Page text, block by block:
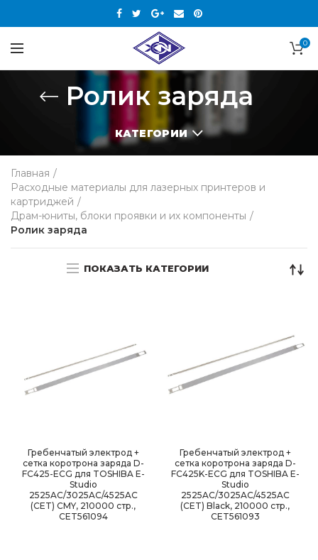
0
Ролик заряда
КАТЕГОРИИ
Главная
Расходные материалы для лазерных принтеров и
картриджей
Драм-юниты, блоки проявки и их компоненты
Ролик заряда
ПОКАЗАТЬ КАТЕГОРИИ
Гребенчатый электрод +
сетка коротрона заряда D-
FC425-ECG для TOSHIBA E-
Studio
2525AC/3025AC/4525AC
(CET) CMY, 210000 стр.,
CET561094
Гребенчатый электрод +
сетка коротрона заряда D-
FC425K-ECG для TOSHIBA E-
Studio
2525AC/3025AC/4525AC
(CET) Black, 210000 стр.,
CET561093